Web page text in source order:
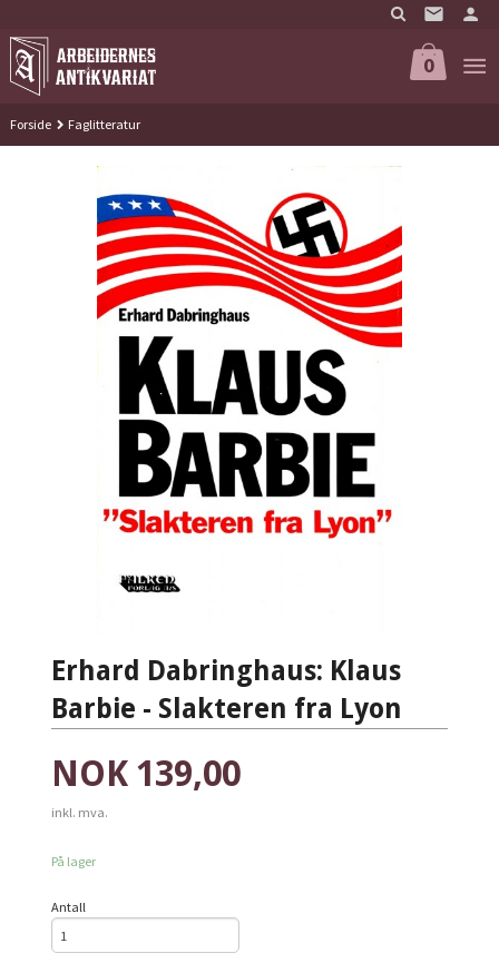
til
innholdet
0
Forside Faglitteratur
Erhard Dabringhaus: Klaus
Barbie - Slakteren fra Lyon
Pris
NOK 139,00
inkl. mva.
På lager
Antall